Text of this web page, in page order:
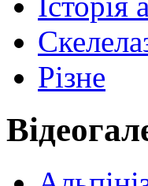
Різне